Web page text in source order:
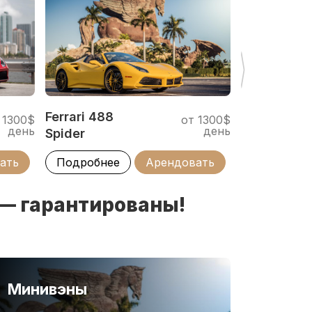
день
Ferrari 488
Spider
от 1300$
день
Подробнее Арендовать
гарантированы!
Минивэны